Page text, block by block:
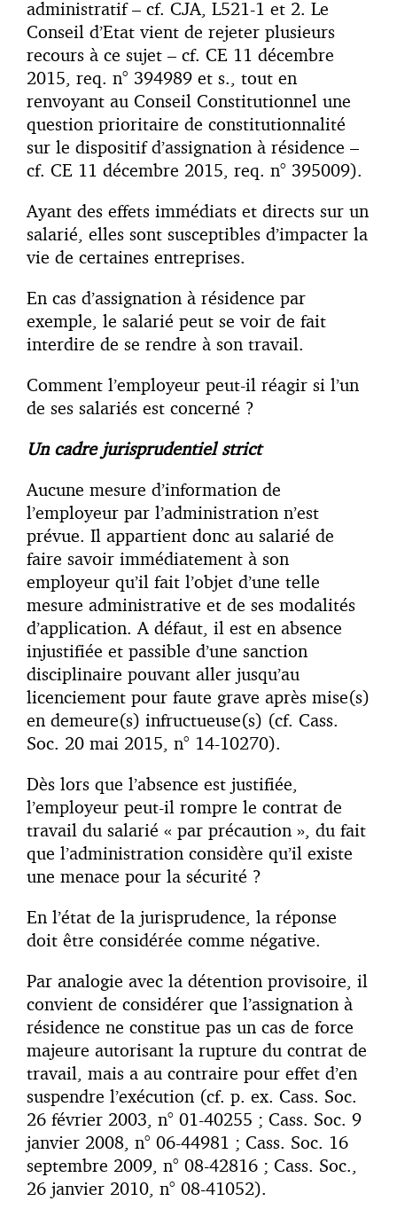
administratif – cf. CJA, L521-1 et 2. Le
Conseil d’Etat vient de rejeter plusieurs
recours à ce sujet – cf. CE 11 décembre
2015, req. n° 394989 et s., tout en
renvoyant au Conseil Constitutionnel une
question prioritaire de constitutionnalité
sur le dispositif d’assignation à résidence –
cf. CE 11 décembre 2015, req. n° 395009).
Ayant des effets immédiats et directs sur un
salarié, elles sont susceptibles d’impacter la
vie de certaines entreprises.
En cas d’assignation à résidence par
exemple, le salarié peut se voir de fait
interdire de se rendre à son travail.
Comment l’employeur peut-il réagir si l’un
de ses salariés est concerné ?
Un cadre jurisprudentiel strict
Aucune mesure d’information de
l’employeur par l’administration n’est
prévue. Il appartient donc au salarié de
faire savoir immédiatement à son
employeur qu’il fait l’objet d’une telle
mesure administrative et de ses modalités
d’application. A défaut, il est en absence
injustifiée et passible d’une sanction
disciplinaire pouvant aller jusqu’au
licenciement pour faute grave après mise(s)
en demeure(s) infructueuse(s) (cf. Cass.
Soc. 20 mai 2015, n° 14-10270).
Dès lors que l’absence est justifiée,
l’employeur peut-il rompre le contrat de
travail du salarié « par précaution », du fait
que l’administration considère qu’il existe
une menace pour la sécurité ?
En l’état de la jurisprudence, la réponse
doit être considérée comme négative.
Par analogie avec la détention provisoire, il
convient de considérer que l’assignation à
résidence ne constitue pas un cas de force
majeure autorisant la rupture du contrat de
travail, mais a au contraire pour effet d’en
suspendre l’exécution (cf. p. ex. Cass. Soc.
26 février 2003, n° 01-40255 ; Cass. Soc. 9
janvier 2008, n° 06-44981 ; Cass. Soc. 16
septembre 2009, n° 08-42816 ; Cass. Soc.,
26 janvier 2010, n° 08-41052).